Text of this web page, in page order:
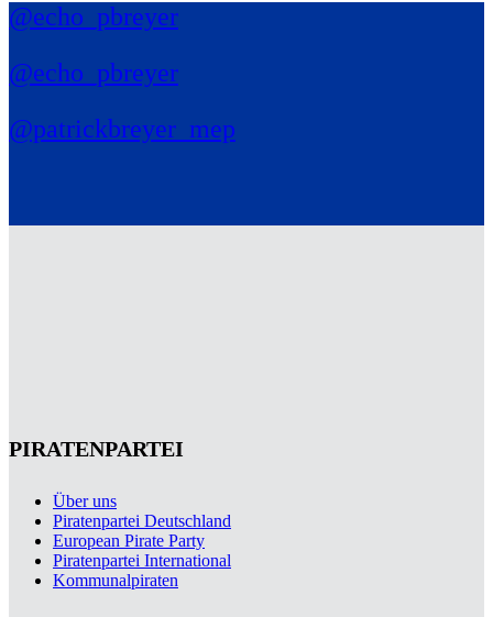
@echo_pbreyer
@echo_pbreyer
@patrickbreyer_mep
PIRATENPARTEI
Über uns
Piratenpartei Deutschland
European Pirate Party
Piratenpartei International
Kommunalpiraten